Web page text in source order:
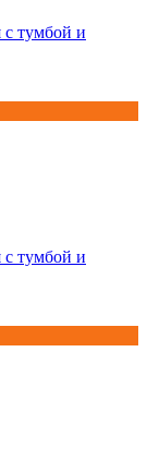
тумбой и
тумбой и